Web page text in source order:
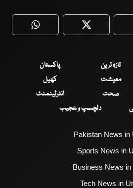
WhatsApp Twitter
تازہ ترین
پاکستان
معیشت
کھیل
صحت
انٹرٹینمنٹ
دلچسپ و عجیب
Pakistan News in
Sports News in
Business News in
Tech News in